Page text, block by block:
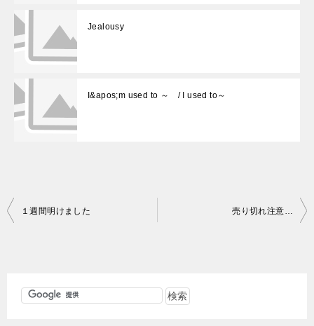
Jealousy
I&apos;m used to ～ / I used to～
投
１週間明けました 売り切れ注意…